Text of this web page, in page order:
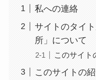
私への連絡
サイトのタイ
所」について
このサイト
このサイトの